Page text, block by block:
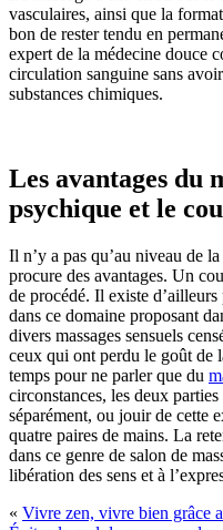
vasculaires, ainsi que la
bon de rester tendu en
expert de la médecine douce
circulation sanguine sans
substances chimiques.
Les avantages du
psychique et le
Il n’y a pas qu’au niveau de
procure des avantages. Un
de procédé. Il existe
dans ce domaine proposant
divers massages sensuels
ceux qui ont perdu le goût de
temps pour ne parler que du
circonstances, les deux
séparément, ou jouir de cette
quatre paires de mains. La
dans ce genre de salon de
libération des sens et à
« Vivre zen, vivre bien grâce